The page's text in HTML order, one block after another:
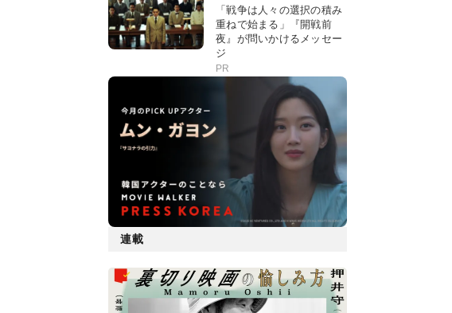
「戦争は人々の選択の積み
重ねで始まる」『開戦前
夜』が問いかけるメッセー
ジ
PR
連載